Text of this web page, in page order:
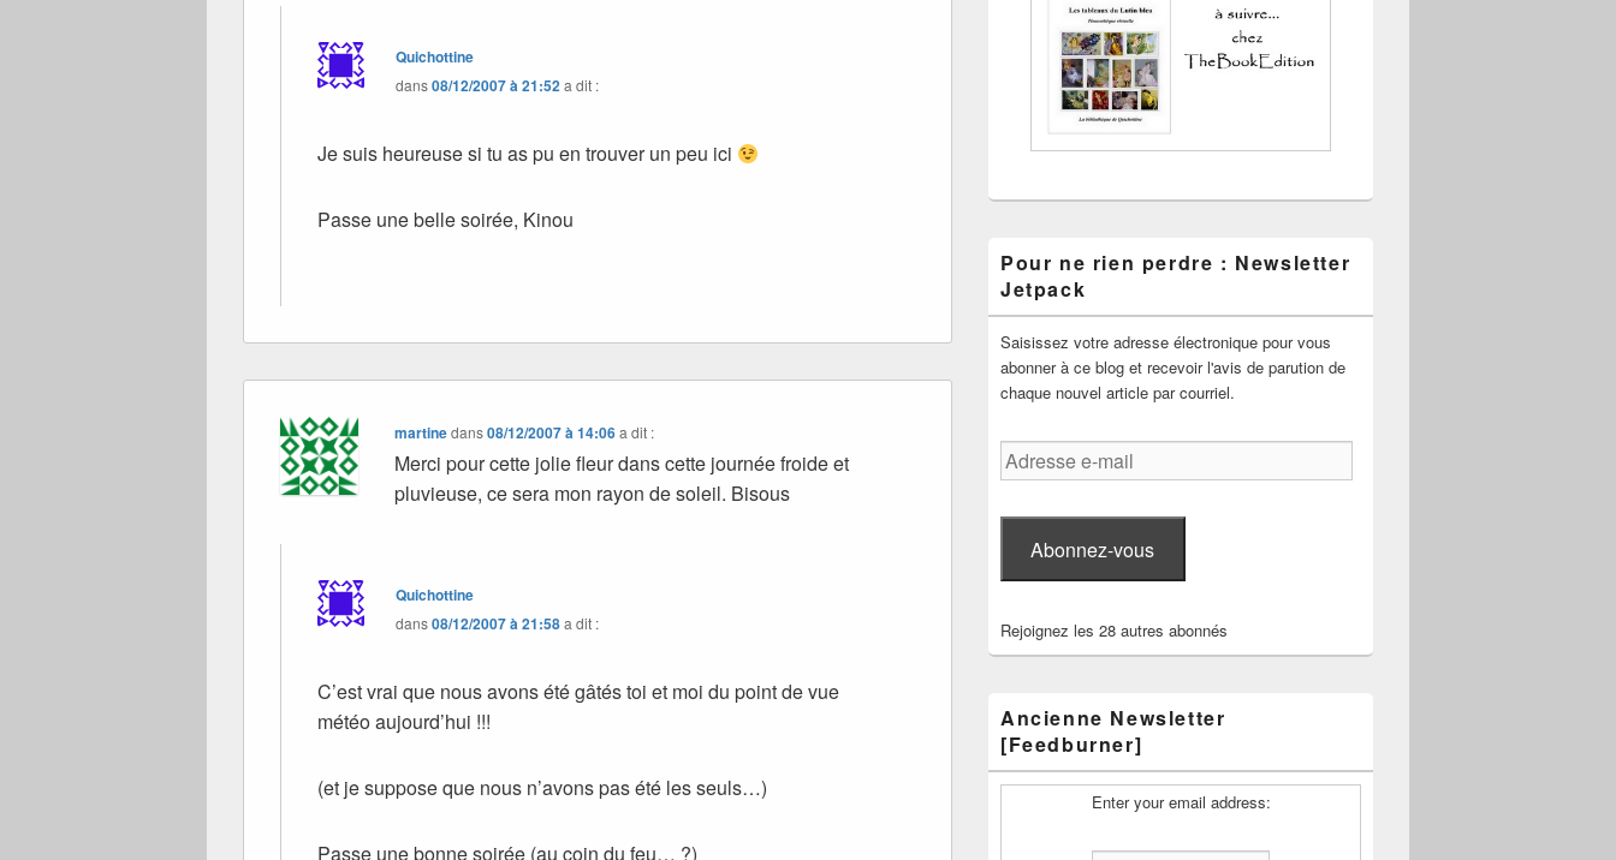
Quichottine
dans08/12/2007 à 21:52a dit :
Je suis heureuse si tu as pu en trouver un peu ici
Passe une belle soirée, Kinou
martinedans08/12/2007 à 14:06a dit :
Merci pour cette jolie fleur dans cette journée froide et
pluvieuse, ce sera mon rayon de soleil. Bisous
Quichottine
dans08/12/2007 à 21:58a dit :
C’est vrai que nous avons été gâtés toi et moi du point de vue
météo aujourd’hui !!!
(et je suppose que nous n’avons pas été les seuls…)
Passe une bonne soirée (au coin du feu… ?)
Pour ne rien perdre : Newsletter
Jetpack
Saisissez votre adresse électronique pour vous
abonner à ce blog et recevoir l'avis de parution de
chaque nouvel article par courriel.
Adresse
e-
Abonnez-vous
Rejoignez les 28 autres abonnés
Ancienne Newsletter
[Feedburner]
Enter your email address: